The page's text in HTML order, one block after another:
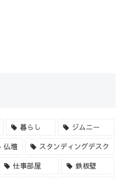
暮らし ジムニー
仏壇 スタンディングデスク
仕事部屋 鉄板壁